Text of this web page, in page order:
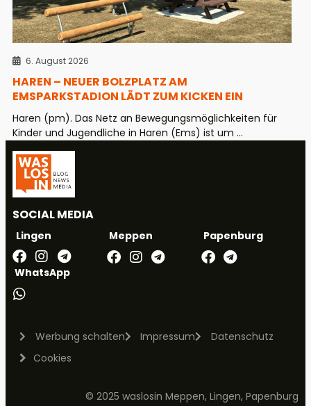
6. August 2026
HAREN – NEUER BOLZPLATZ AM
EMSPARKSTADION LÄDT ZUM KICKEN EIN
Haren (pm). Das Netz an Bewegungsmöglichkeiten für
Kinder und Jugendliche in Haren (Ems) ist um ...
SOCIAL MEDIA
Lingen Meppen Papenburg
WhatsApp
Werbung schalten Impressum
Datenschutz
Cookies
© 2025 waslosin Meppen, Lingen, Papenburg